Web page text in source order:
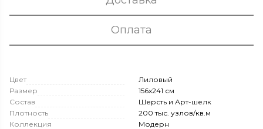
Оплата
Цвет
Лиловый
Размер
156x241 см
Состав
Шерсть и Арт-шелк
Плотность
200 тыс. узлов/кв.м
Коллекция
Модерн